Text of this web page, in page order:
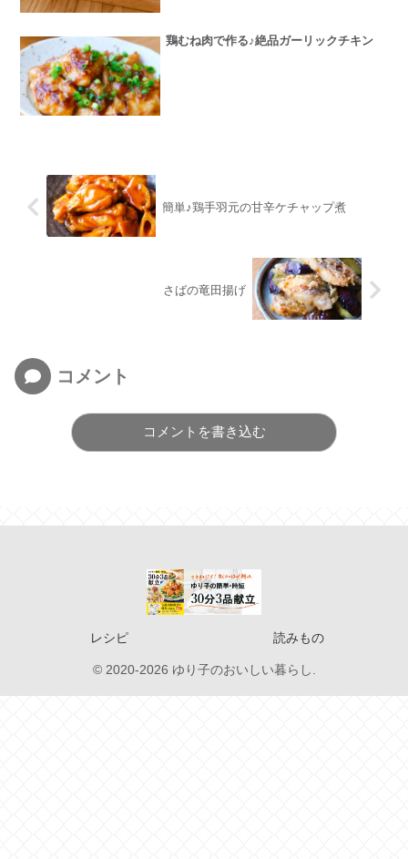
鶏むね肉で作る♪絶品ガーリックチキン
簡単♪鶏手羽元の甘辛ケチャップ煮
さばの竜田揚げ
コメント
コメントを書き込む
レシピ 読みもの
© 2020-2026 ゆり子のおいしい暮らし.